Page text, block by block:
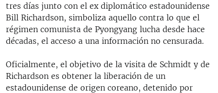
tres días junto con el ex diplomático estadounidense
Bill Richardson, simboliza aquello contra lo que el
régimen comunista de Pyongyang lucha desde hace
décadas, el acceso a una información no censurada.
Oficialmente, el objetivo de la visita de Schmidt y de
Richardson es obtener la liberación de un
estadounidense de origen coreano, detenido por